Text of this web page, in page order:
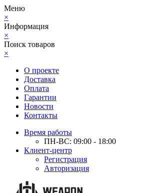
Меню
×
Информация
×
Поиск товаров
×
О проекте
Доставка
Оплата
Гарантии
Новости
Контакты
Время работы
ПН-ВС: 09:00 - 18:00
Клиент-центр
Регистрация
Авторизация